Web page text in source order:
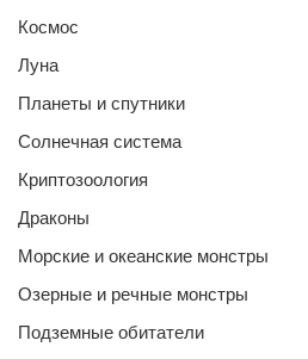
Космос
Луна
Планеты и спутники
Солнечная система
Криптозоология
Драконы
Морские и океанские монстры
Озерные и речные монстры
Подземные обитатели